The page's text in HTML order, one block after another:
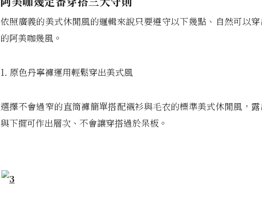
依照廣義的美式休閒風的邏輯來說只要遵守以下幾點、自然可以
的阿美咖幾風。
1. 原色丹寧褲運用輕鬆穿出美式風
選擇不會過窄的直筒褲簡單搭配襯衫與毛衣的標準美式休閒風，
與下擺可作出層次、不會讓穿搭過於呆板。